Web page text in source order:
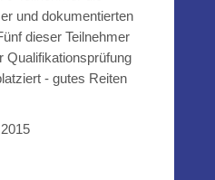
und dokumentierten
dieser Teilnehmer
Qualifikationsprüfung
- gutes Reiten